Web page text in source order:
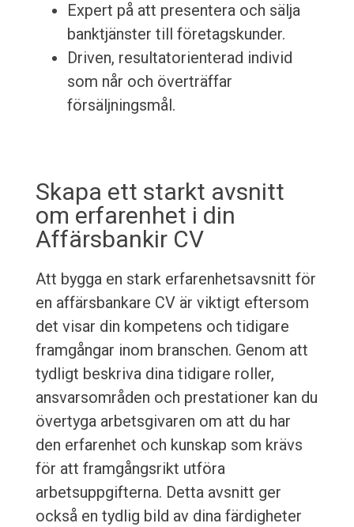
Expert på att presentera och sälja
banktjänster till företagskunder.
Driven, resultatorienterad individ
som når och överträffar
försäljningsmål.
Skapa ett starkt avsnitt
om erfarenhet i din
Affärsbankir CV
Att bygga en stark erfarenhetsavsnitt för
en affärsbankare CV är viktigt eftersom
det visar din kompetens och tidigare
framgångar inom branschen. Genom att
tydligt beskriva dina tidigare roller,
ansvarsområden och prestationer kan du
övertyga arbetsgivaren om att du har
den erfarenhet och kunskap som krävs
för att framgångsrikt utföra
arbetsuppgifterna. Detta avsnitt ger
också en tydlig bild av dina färdigheter